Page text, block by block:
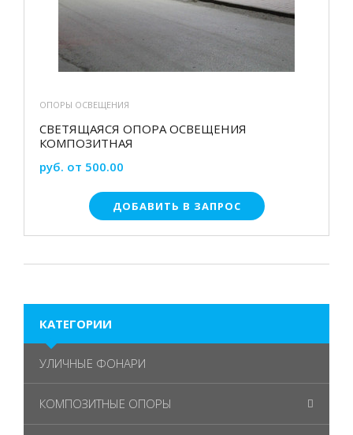
ОПОРЫ ОСВЕЩЕНИЯ
СВЕТЯЩАЯСЯ ОПОРА ОСВЕЩЕНИЯ
КОМПОЗИТНАЯ
руб. от 500.00
ДОБАВИТЬ В ЗАПРОС
КАТЕГОРИИ
УЛИЧНЫЕ ФОНАРИ
КОМПОЗИТНЫЕ ОПОРЫ